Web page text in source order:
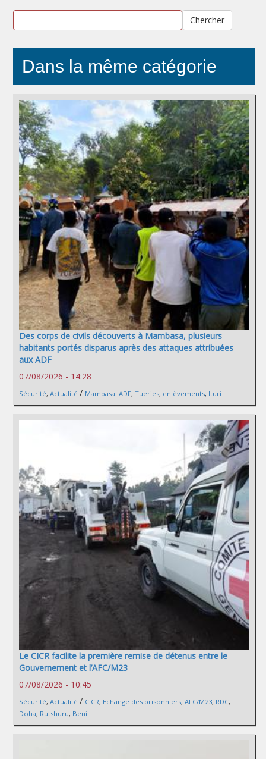
Chercher
Dans la même catégorie
Des corps de civils découverts à Mambasa, plusieurs
habitants portés disparus après des attaques attribuées
aux ADF
07/08/2026 - 14:28
Sécurité, Actualité / Mambasa. ADF, Tueries, enlèvements, Ituri
Le CICR facilite la première remise de détenus entre le
Gouvernement et l’AFC/M23
07/08/2026 - 10:45
Sécurité, Actualité / CICR, Echange des prisonniers, AFC/M23, RDC,
Doha, Rutshuru, Beni